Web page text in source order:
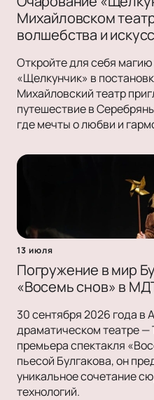
Михайловском
волшебства и
Откройте для себя
«Щелкунчик» в
Михайловский театр
путешествие в
где мечты о любви и
13 июля
Погружение в мир
«Восемь снов» в
30 сентября 2026 года
драматическом театре —
премьера спектакля
пьесой Булгакова, он
уникальное сочетание
технологий.